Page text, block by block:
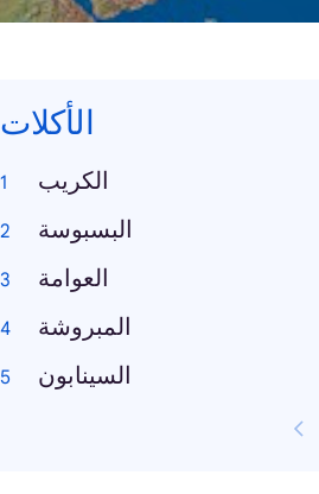
الأكلات
الكريب
البسبوسة
العوامة
المبروشة
السينابون